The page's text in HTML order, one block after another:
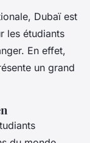
Dubaï est
les étudiants
En effet,
un grand